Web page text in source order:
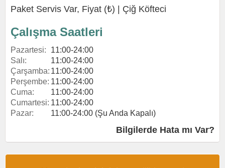
Paket Servis Var, Fiyat (₺) | Çiğ Köfteci
Çalışma Saatleri
Pazartesi:
11:00-24:00
Salı:
11:00-24:00
Çarşamba: 11:00-24:00
Perşembe: 11:00-24:00
Cuma:
11:00-24:00
Cumartesi: 11:00-24:00
Pazar:
11:00-24:00 (Şu Anda Kapalı)
Bilgilerde Hata mı Var?